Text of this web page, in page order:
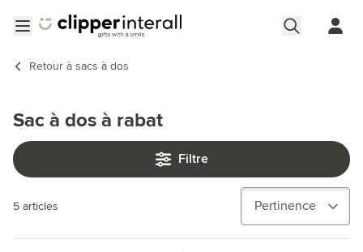
Retour à sacs à dos
Sac à dos à rabat
Filtre
5 articles